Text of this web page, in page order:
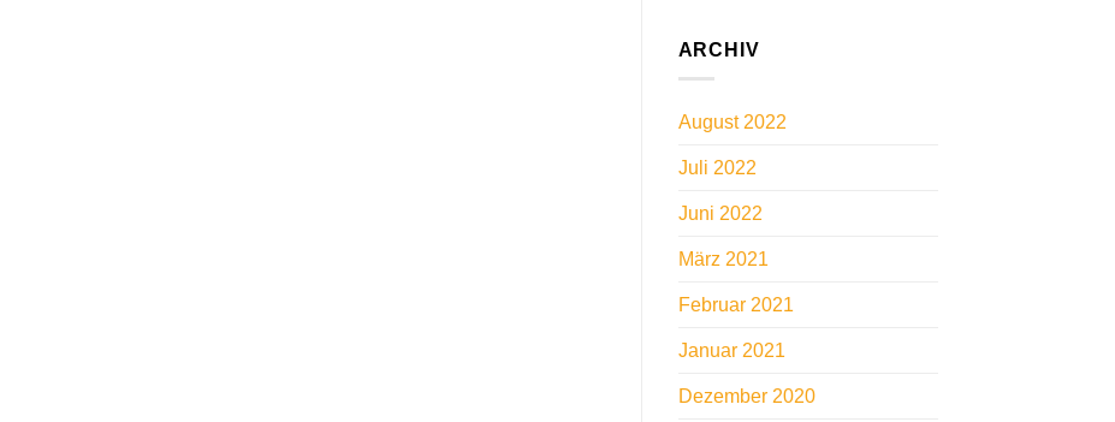
ARCHIV
August 2022
Juli 2022
Juni 2022
März 2021
Februar 2021
Januar 2021
Dezember 2020